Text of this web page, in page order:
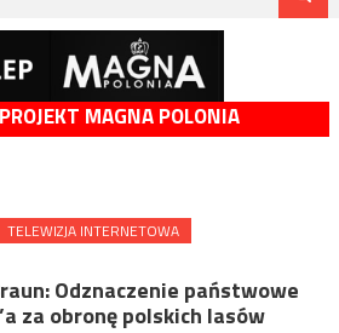
MAGNA POLONIA
TELEWIZJA INTERNETOWA
Odznaczenie państwowe
za obronę polskich lasów